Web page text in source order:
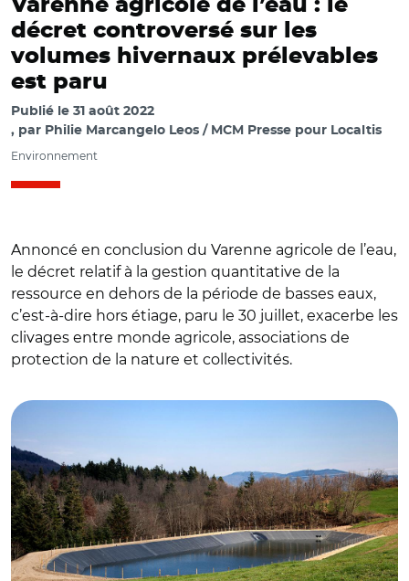
Varenne agricole de l’eau : le
décret controversé sur les
volumes hivernaux prélevables
est paru
Publié le 31 août 2022
par Philie Marcangelo Leos / MCM Presse pour Localtis
Environnement
Annoncé en conclusion du Varenne agricole de l’eau,
le décret relatif à la gestion quantitative de la
ressource en dehors de la période de basses eaux,
c’est-à-dire hors étiage, paru le 30 juillet, exacerbe les
clivages entre monde agricole, associations de
protection de la nature et collectivités.